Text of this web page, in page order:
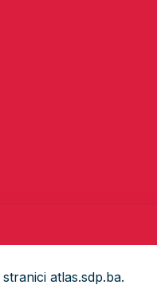
atlas.sdp.ba.